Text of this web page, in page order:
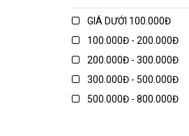
50X50CM
50X70CM
GIÁ DƯỚI 100.000Đ
100.000Đ - 200.000Đ
200.000Đ - 300.000Đ
300.000Đ - 500.000Đ
500.000Đ - 800.000Đ